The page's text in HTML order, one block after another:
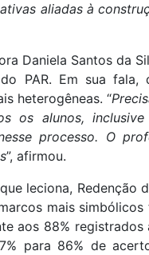
aliadas à
Daniela Santos da
PAR. Em sua fala,
heterogêneas. “
os alunos,
processo. O
”, afirmou.
leciona, Redenção
mais
aos 88%
para 86% de